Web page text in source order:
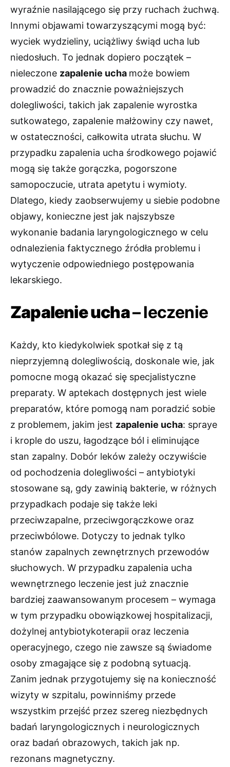
wyraźnie nasilającego się przy ruchach żuchwą.
Innymi objawami towarzyszącymi mogą być:
wyciek wydzieliny, uciążliwy świąd ucha lub
niedosłuch. To jednak dopiero początek –
nieleczone zapalenie ucha może bowiem
prowadzić do znacznie poważniejszych
dolegliwości, takich jak zapalenie wyrostka
sutkowatego, zapalenie małżowiny czy nawet,
w ostateczności, całkowita utrata słuchu. W
przypadku zapalenia ucha środkowego pojawić
mogą się także gorączka, pogorszone
samopoczucie, utrata apetytu i wymioty.
Dlatego, kiedy zaobserwujemy u siebie podobne
objawy, konieczne jest jak najszybsze
wykonanie badania laryngologicznego w celu
odnalezienia faktycznego źródła problemu i
wytyczenie odpowiedniego postępowania
lekarskiego.
Zapalenie ucha– leczenie
Każdy, kto kiedykolwiek spotkał się z tą
nieprzyjemną dolegliwością, doskonale wie, jak
pomocne mogą okazać się specjalistyczne
preparaty. W aptekach dostępnych jest wiele
preparatów, które pomogą nam poradzić sobie
z problemem, jakim jest zapalenie ucha: spraye
i krople do uszu, łagodzące ból i eliminujące
stan zapalny. Dobór leków zależy oczywiście
od pochodzenia dolegliwości – antybiotyki
stosowane są, gdy zawinią bakterie, w różnych
przypadkach podaje się także leki
przeciwzapalne, przeciwgorączkowe oraz
przeciwbólowe. Dotyczy to jednak tylko
stanów zapalnych zewnętrznych przewodów
słuchowych. W przypadku zapalenia ucha
wewnętrznego leczenie jest już znacznie
bardziej zaawansowanym procesem – wymaga
w tym przypadku obowiązkowej hospitalizacji,
dożylnej antybiotykoterapii oraz leczenia
operacyjnego, czego nie zawsze są świadome
osoby zmagające się z podobną sytuacją.
Zanim jednak przygotujemy się na konieczność
wizyty w szpitalu, powinniśmy przede
wszystkim przejść przez szereg niezbędnych
badań laryngologicznych i neurologicznych
oraz badań obrazowych, takich jak np.
rezonans magnetyczny.